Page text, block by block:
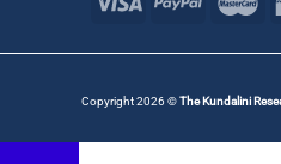
Copyright 2026 ©The Kundalini